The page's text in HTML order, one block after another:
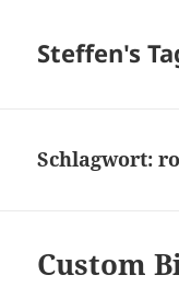
Steffen's
Schlagwort:
Custom